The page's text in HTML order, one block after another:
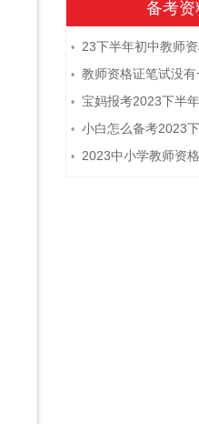
备考资
• 23下半年初中教师资格证
• 教师资格证笔试没有一次性全通
• 宝妈报考2023下半年教师资格
• 小白怎么备考2023下半年初中
• 2023中小学教师资格证面